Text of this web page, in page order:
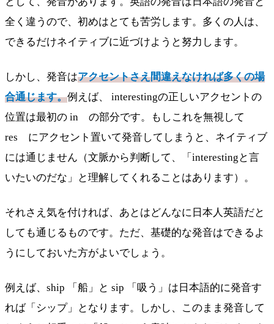
全く違うので、初めはとても苦労します。多くの人は、
できるだけネイティブに近づけようと努力します。
しかし、発音はアクセントさえ間違えなければ多くの場
合通じます。例えば、 interestingの正しいアクセントの
位置は最初の in の部分です。もしこれを無視して
res にアクセント置いて発音してしまうと、ネイティブ
には通じません（文脈から判断して、「interestingと言
いたいのだな」と理解してくれることはあります）。
それさえ気を付ければ、あとはどんなに日本人英語だと
しても通じるものです。ただ、基礎的な発音はできるよ
うにしておいた方がよいでしょう。
例えば、ship 「船」と sip 「吸う」は日本語的に発音す
れば「シップ」となります。しかし、このまま発音して